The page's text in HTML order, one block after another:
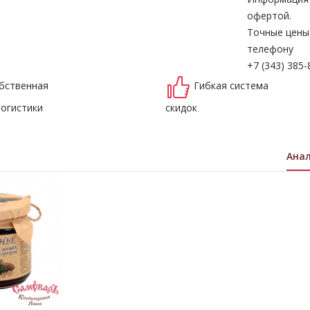
офертой.
Точные
телефону
+7 (343) 385-
Гибкая система
скидок